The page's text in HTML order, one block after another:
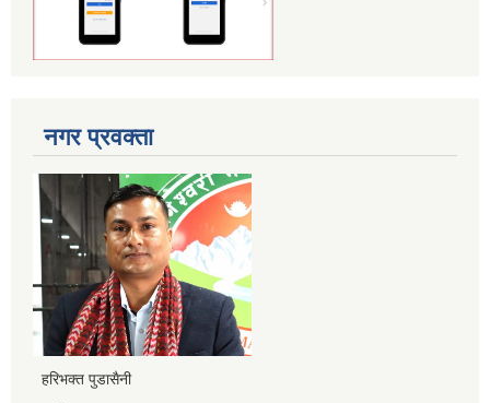
नगर प्रवक्ता
हरिभक्त पुडासैनी